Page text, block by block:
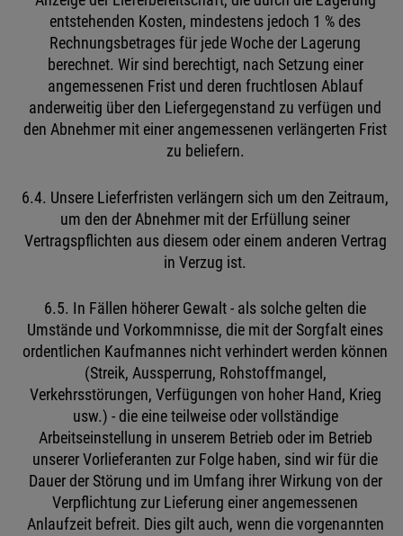
entstehenden Kosten, mindestens jedoch 1 % des
Rechnungsbetrages für jede Woche der Lagerung
berechnet. Wir sind berechtigt, nach Setzung einer
angemessenen Frist und deren fruchtlosen Ablauf
anderweitig über den Liefergegenstand zu verfügen und
den Abnehmer mit einer angemessenen verlängerten Frist
zu beliefern.
6.4. Unsere Lieferfristen verlängern sich um den Zeitraum,
um den der Abnehmer mit der Erfüllung seiner
Vertragspflichten aus diesem oder einem anderen Vertrag
in Verzug ist.
6.5. In Fällen höherer Gewalt - als solche gelten die
Umstände und Vorkommnisse, die mit der Sorgfalt eines
ordentlichen Kaufmannes nicht verhindert werden können
(Streik, Aussperrung, Rohstoffmangel,
Verkehrsstörungen, Verfügungen von hoher Hand, Krieg
usw.) - die eine teilweise oder vollständige
Arbeitseinstellung in unserem Betrieb oder im Betrieb
unserer Vorlieferanten zur Folge haben, sind wir für die
Dauer der Störung und im Umfang ihrer Wirkung von der
Verpflichtung zur Lieferung einer angemessenen
Anlaufzeit befreit. Dies gilt auch, wenn die vorgenannten